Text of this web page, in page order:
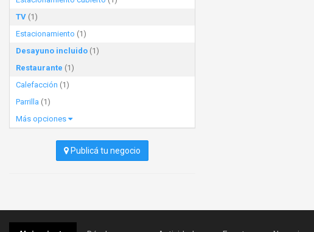
TV (1)
Estacionamiento (1)
Desayuno incluido (1)
Restaurante (1)
Calefacción (1)
Parrilla (1)
Más opciones
Publicá tu negocio